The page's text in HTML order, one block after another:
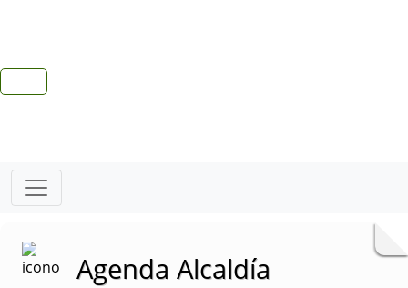
Agenda Alcaldía